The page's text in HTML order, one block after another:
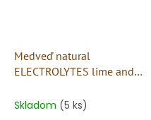
Medveď natural
ELECTROLYTES lime and
Skladom (5 ks)